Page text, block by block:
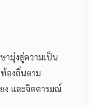
า​มุ่ง​สู่​ความ​เป็น​
องถิ่น​ตาม​
ง​ และ​จิตตารมณ์​